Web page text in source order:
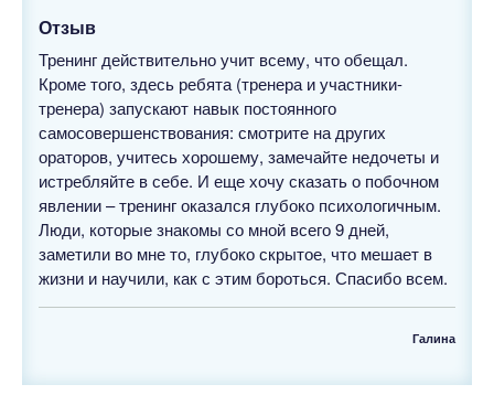
Отзыв
Тренинг действительно учит всему, что обещал.
Кроме того, здесь ребята (тренера и участники-
тренера) запускают навык постоянного
самосовершенствования: смотрите на других
ораторов, учитесь хорошему, замечайте недочеты и
истребляйте в себе. И еще хочу сказать о побочном
явлении – тренинг оказался глубоко психологичным.
Люди, которые знакомы со мной всего 9 дней,
заметили во мне то, глубоко скрытое, что мешает в
жизни и научили, как с этим бороться. Спасибо всем.
Галина